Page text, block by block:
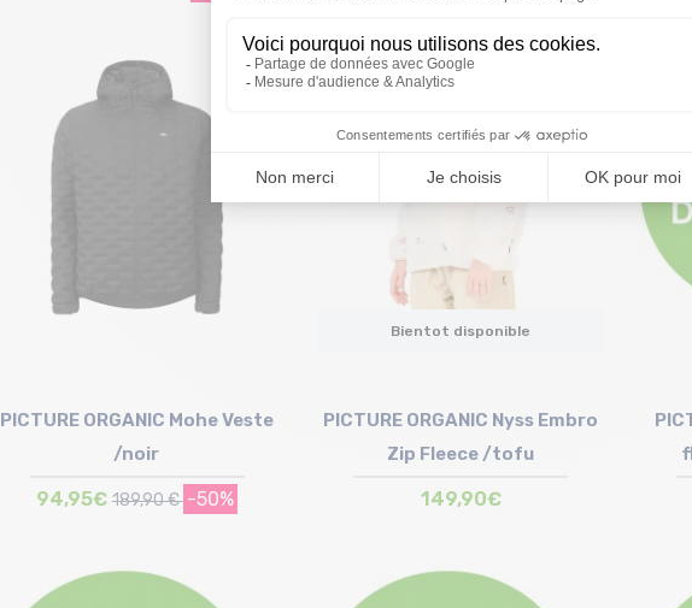
Taille en stock
Taille en stock
Taille en stock
PICTURE ORGANIC Mohe Veste
/noir
94,95€ 189,90 € -50%
Bientot disponible
PICTURE ORGANIC Nyss Embro
Zip Fleece /tofu
149,90€